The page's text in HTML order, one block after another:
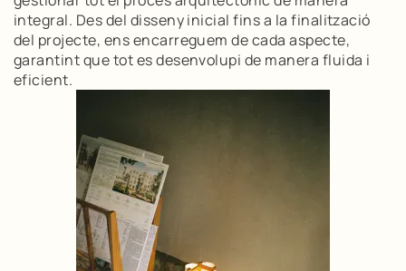
integral. Des del disseny inicial fins a la finalització
del projecte, ens encarreguem de cada aspecte,
garantint que tot es desenvolupi de manera fluida i
eficient.